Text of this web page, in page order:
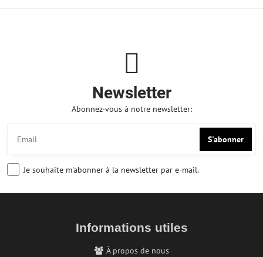
Newsletter
Abonnez-vous à notre newsletter:
S'abonner
Je souhaite m'abonner à la newsletter par e-mail.
Informations utiles
À propos de nous